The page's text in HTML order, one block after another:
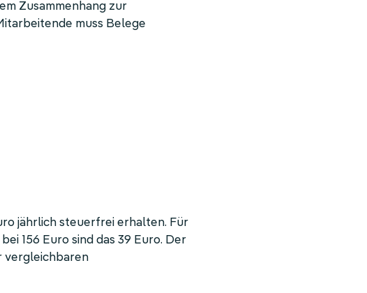
Zusammenhang zur
muss Belege
jährlich steuerfrei erhalten. Für
156 Euro sind das 39 Euro. Der
vergleichbaren